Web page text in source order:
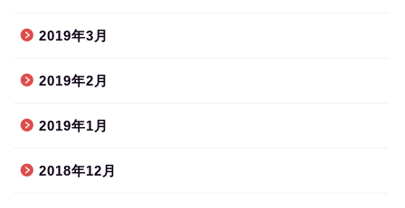
2019年3月
2019年2月
2019年1月
2018年12月